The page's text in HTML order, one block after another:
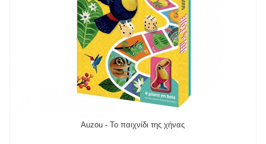
Auzou - Το παιχνίδι της χήνας